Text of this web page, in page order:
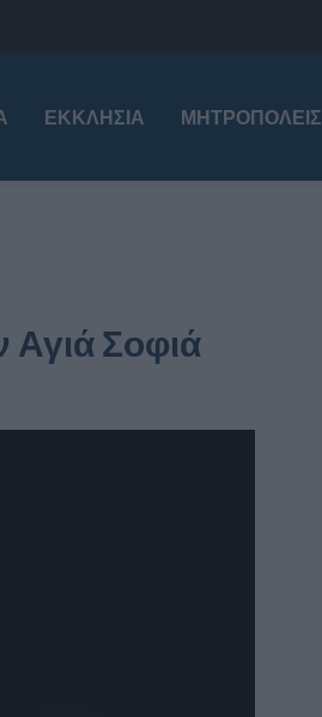
ΕΚΚΛΗΣΊΑ ΜΗΤΡΟΠΌΛΕΙΣ
Αγιά Σοφιά